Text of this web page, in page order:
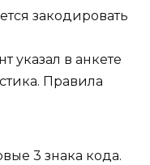
закодировать
указал в анкете
Правила
3 знака кода.